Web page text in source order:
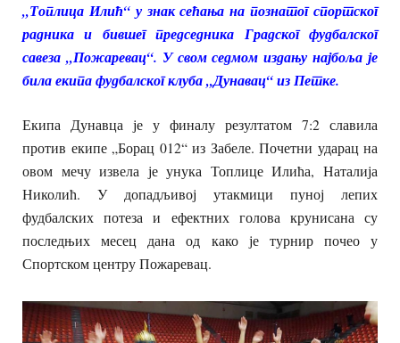
„Топлица Илић“ у знак сећања на познатог спортског
радника и бившег председника Градског фудбалског
савеза „Пожаревац“. У свом седмом издању најбоља је
била екипа фудбалског клуба „Дунавац“ из Петке.
Екипа Дунавца је у финалу резултатом 7:2 славила
против екипе „Борац 012“ из Забеле. Почетни ударац на
овом мечу извела је унука Топлице Илића, Наталија
Николић. У допадљивој утакмици пуној лепих
фудбалских потеза и ефектних голова крунисана су
последњих месец дана од како је турнир почео у
Спортском центру Пожаревац.